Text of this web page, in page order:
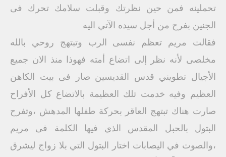
تحملينه فمن حين نظرتك وقبلت سلامك تحرك فى
الجنين بفرح من أجل سيده الآتي اليه
فقالت مريم تعظم نفسى الرب وتبتهج روحي بالله
مخلصی لأنه نظر إلى اتضاع أمته فهوذا منذ الان جميع
الأجيال تطويني قدس القديسين صار فى بيت الكاهن
العظيم وفيه خدمت تلك العظيمة بالاتضاع كل الأفراح
صارت هناك تبتهج العاقر بحركة طفلها المدهش ،وتفرح
البتول بالحبل المقدس الذي فيها الكلمة فى مريم
،والصوت في اليصابات اختار البتول التي بلا زواج ليشرق